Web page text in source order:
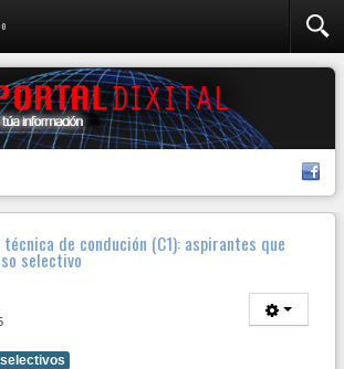
de condución (C1): aspirantes que
selectivo